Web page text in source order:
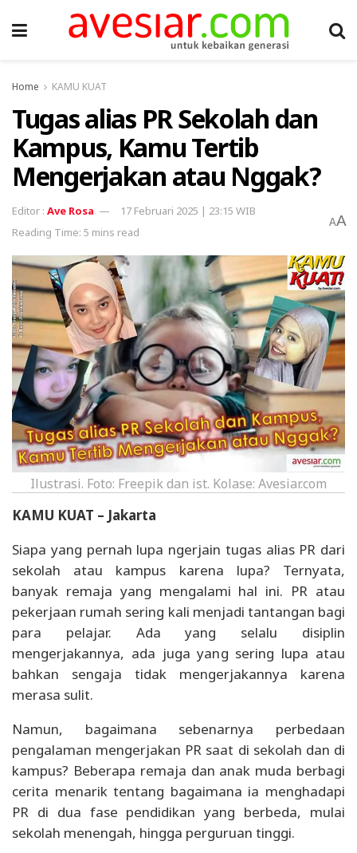
Home KAMU KUAT
Tugas alias PR Sekolah dan
Kampus, Kamu Tertib
Mengerjakan atau Nggak?
Ave Rosa
17 Februari 2025 | 23:15 WIB
Reading Time: 5 mins read
AA
Ilustrasi. Foto: Freepik dan ist. Kolase: Avesiar.com
KAMU KUAT – Jakarta
Siapa yang pernah lupa ngerjain tugas alias PR dari
sekolah atau kampus karena lupa? Ternyata,
banyak remaja yang mengalami hal ini. PR atau
pekerjaan rumah sering kali menjadi tantangan bagi
para pelajar. Ada yang selalu disiplin
mengerjakannya, ada juga yang sering lupa atau
bahkan sengaja tidak mengerjakannya karena
merasa sulit.
Namun, bagaimana sebenarnya perbedaan
pengalaman mengerjakan PR saat di sekolah dan di
kampus? Beberapa remaja dan anak muda berbagi
cerita menarik tentang bagaimana ia menghadapi
PR di dua fase pendidikan yang berbeda, mulai
sekolah menengah, hingga perguruan tinggi.